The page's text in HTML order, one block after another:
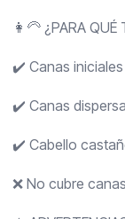
👩‍🦳 ¿PARA QUÉ
✔️ Canas iniciales
✔️ Canas
✔️ Cabello
❌ No cubre